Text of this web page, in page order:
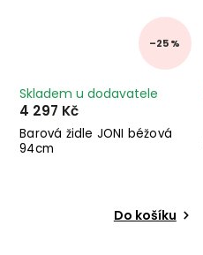
–25 %
Barová židle JONI béžová
94cm
Skladem u dodavatele
4 297 Kč
Do košíku